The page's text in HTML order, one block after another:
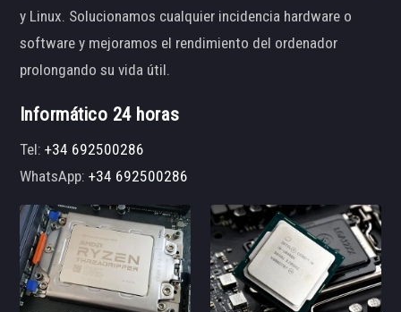
y Linux. Solucionamos cualquier incidencia hardware o
software y mejoramos el rendimiento del ordenador
prolongando su vida útil.
Informático 24 horas
Tel:+34 692500286
WhatsApp:+34 692500286